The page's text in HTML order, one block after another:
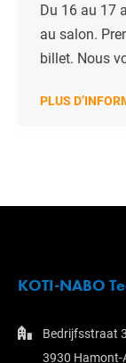
Du 16 au 17
au salon.
billet. Nous
PLUS
KOTI-NABO
Bedrijfsstraat 3
3930 Hamont-